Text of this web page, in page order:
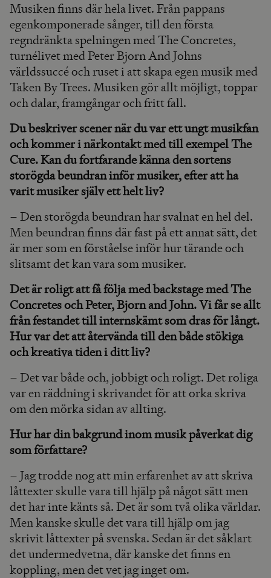
Musiken finns där hela livet. Från pappans
egenkomponerade sånger, till den första
regndränkta spelningen med The Concretes,
turnélivet med Peter Bjorn And Johns
världssuccé och ruset i att skapa egen musik med
Taken By Trees. Musiken gör allt möjligt, toppar
och dalar, framgångar och fritt fall.
Du beskriver scener när du var ett ungt musikfan
och kommer i närkontakt med till exempel The
Cure. Kan du fortfarande känna den sortens
storögda beundran inför musiker, efter att ha
varit musiker själv ett helt liv?
– Den storögda beundran har svalnat en hel del.
Men beundran finns där fast på ett annat sätt, det
är mer som en förståelse inför hur tärande och
slitsamt det kan vara som musiker.
Det är roligt att få följa med backstage med The
Concretes och Peter, Bjorn and John. Vi får se allt
från festandet till internskämt som dras för långt.
Hur var det att återvända till den både stökiga
och kreativa tiden i ditt liv?
– Det var både och, jobbigt och roligt. Det roliga
var en räddning i skrivandet för att orka skriva
om den mörka sidan av allting.
Hur har din bakgrund inom musik påverkat dig
som författare?
– Jag trodde nog att min erfarenhet av att skriva
låttexter skulle vara till hjälp på något sätt men
det har inte känts så. Det är som två olika världar.
Men kanske skulle det vara till hjälp om jag
skrivit låttexter på svenska. Sedan är det såklart
det undermedvetna, där kanske det finns en
koppling, men det vet jag inget om.